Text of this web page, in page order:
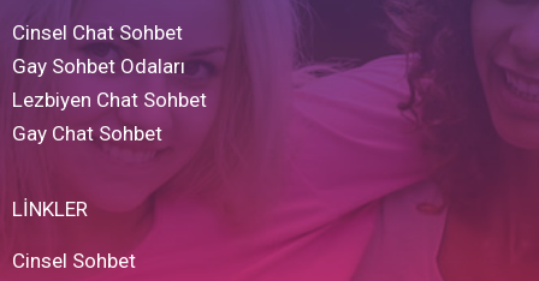
Cinsel Chat Sohbet
Gay Sohbet Odaları
Lezbiyen Chat Sohbet
Gay Chat Sohbet
LİNKLER
Cinsel Sohbet